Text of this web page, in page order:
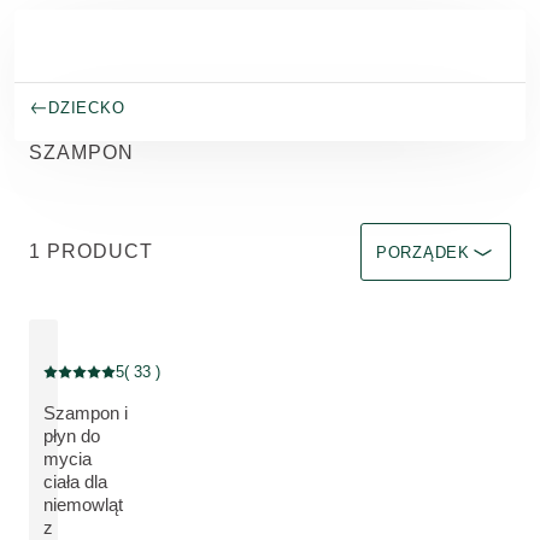
DZIECKO
SZAMPON
1 PRODUCT PORZĄDEK
ZOBACZ PRODUKT:
Szampon i
płyn do
mycia
ciała dla
niemowląt
z
Current rating: 5 out of 5 stars rated by 33 customers
5( 33 )